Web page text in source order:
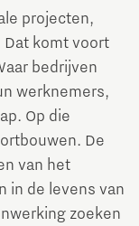
projecten,
Dat komt voort
bedrijven
werknemers,
Op die
De
van het
in de levens van
zoeken